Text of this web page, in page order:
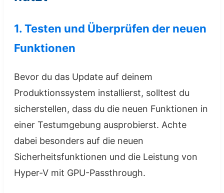
1. Testen und Überprüfen der neuen
Funktionen
Bevor du das Update auf deinem
Produktionssystem installierst, solltest du
sicherstellen, dass du die neuen Funktionen in
einer Testumgebung ausprobierst. Achte
dabei besonders auf die neuen
Sicherheitsfunktionen und die Leistung von
Hyper-V mit GPU-Passthrough.